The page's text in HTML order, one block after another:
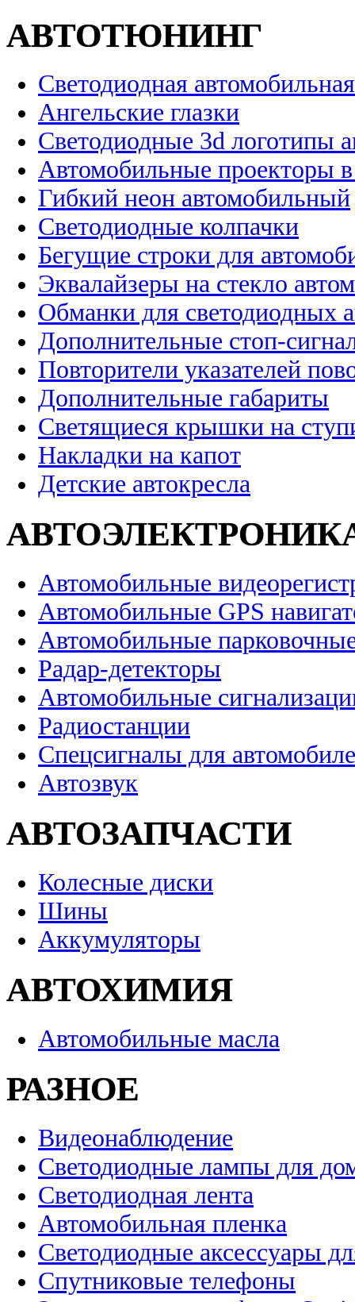
АВТОТЮНИНГ
Светодиодная
Ангельские глазки
Светодиодные 3d логотипы
Автомобильные проекторы
Гибкий неон автомобильный
Светодиодные колпачки
Бегущие строки для
Эквалайзеры на стекло
Обманки для светодиодных
Дополнительные стоп-
Повторители указателей
Дополнительные габариты
Светящиеся крышки на
Накладки на капот
Детские автокресла
Автомобильные
Автомобильные GPS
Автомобильные
Радар-детекторы
Автомобильные
Радиостанции
Спецсигналы для
Автозвук
АВТОЗАПЧАСТИ
Колесные диски
Шины
Аккумуляторы
АВТОХИМИЯ
Автомобильные масла
РАЗНОЕ
Видеонаблюдение
Светодиодные лампы для
Светодиодная лента
Автомобильная пленка
Светодиодные аксессуары
Спутниковые телефоны